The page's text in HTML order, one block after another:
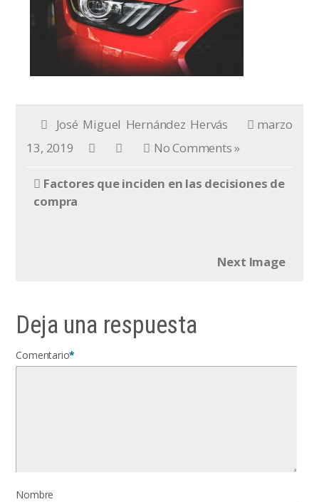
José Miguel Hernández Hervás
marzo
13, 2019
No Comments »
Factores que inciden en las decisiones de
compra
Next Image
Deja una respuesta
Comentario*
Nombre